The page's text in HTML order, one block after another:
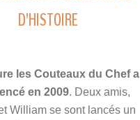
D’HISTOIRE
les Couteaux du Chef a
en 2009. Deux amis,
William se sont lancés un